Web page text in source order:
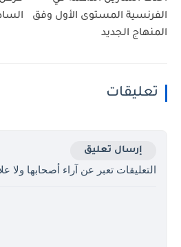
الفرنسية المستوى الأول وفق
المنهاج الجديد
تعليقات
إرسال تعليق
التعليقات تعبر عن آراء أصحابها ولا